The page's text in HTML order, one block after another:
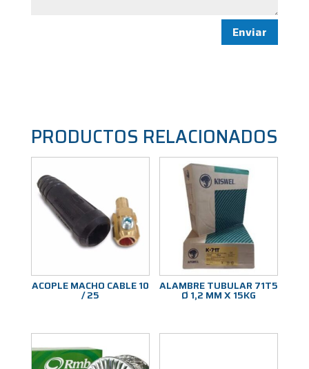
Enviar
PRODUCTOS RELACIONADOS
ACOPLE MACHO CABLE 10
/ 25
ALAMBRE TUBULAR 71T5
Ø 1,2 MM X 15KG